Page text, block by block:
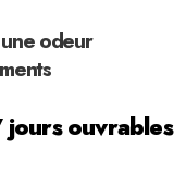
une odeur
jours ouvrables